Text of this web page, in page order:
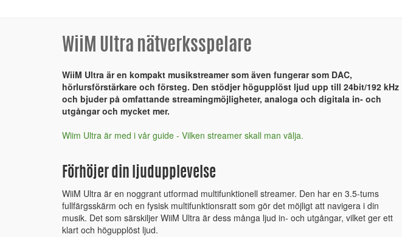
WiiM Ultra nätverksspelare
WiiM Ultra är en kompakt musikstreamer som även fungerar som DAC,
hörlursförstärkare och försteg. Den stödjer högupplöst ljud upp till 24bit/192 kHz
och bjuder på omfattande streamingmöjligheter, analoga och digitala in- och
utgångar och mycket mer.
Wiim Ultra är med i vår guide - Vilken streamer skall man välja.
Förhöjer din ljudupplevelse
WiiM Ultra är en noggrant utformad multifunktionell streamer. Den har en 3.5-tums
fullfärgsskärm och en fysisk multifunktionsratt som gör det möjligt att navigera i din
musik. Det som särskiljer WiiM Ultra är dess många ljud in- och utgångar, vilket ger ett
klart och högupplöst ljud.